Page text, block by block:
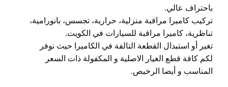
باحتراف عالي.
تركيب كاميرا مراقبة منزلية، حرارية، تجسس، بانورامية،
تناظرية، كاميرا مراقبة للسيارات في الكويت.
تغير أو استبدال القطعة التالفة في الكاميرا حيث نوفر
لكم كافة قطع الغيار الاصلية و المكفولة ذات السعر
المناسب و أيضا الرخيص.